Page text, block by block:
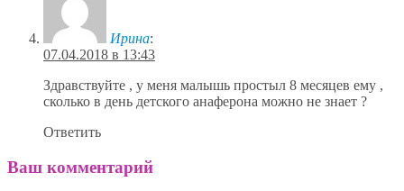
Ирина:
07.04.2018 в 13:43
Здравствуйте , у меня малышь простыл 8 месяцев ему ,
сколько в день детского анаферона можно не знает ?
Ответить
Ваш комментарий